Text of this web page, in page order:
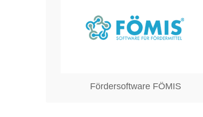
Fördersoftware FÖMIS
effizientes Fördermittelmanagement.
Es hilft Anbietern (Förderinstitutionen)
Abwicklung und Dokumentation.